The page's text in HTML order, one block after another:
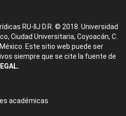
RU-IIJ D.R. © 2018. Universidad
Ciudad Universitaria, Coyoacán, C.
Este sitio web puede ser
siempre que se cite la fuente de
académicas